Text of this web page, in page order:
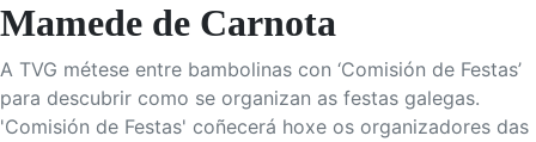
Mamede de Carnota
A TVG métese entre bambolinas con ‘Comisión de Festas’
para descubrir como se organizan as festas galegas.
'Comisión de Festas' coñecerá hoxe os organizadores das